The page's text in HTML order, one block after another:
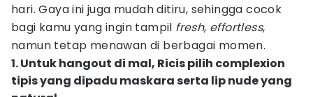
hari. Gaya ini juga mudah ditiru, sehingga cocok
bagi kamu yang ingin tampil fresh, effortless,
namun tetap menawan di berbagai momen.
1. Untuk hangout di mal, Ricis pilih complexion
tipis yang dipadu maskara serta lip nude yang